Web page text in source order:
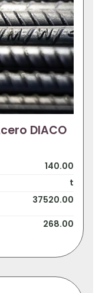
DIACO
140.00
t
37520.00
268.00